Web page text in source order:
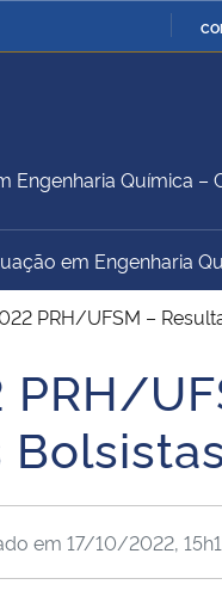
Ministério da Defesa
Ministério do
Desenvolvimento
Advocacia-Geral da
Engenharia Química –
em Engenharia
PRH/UFSM –
em 17/10/2022,